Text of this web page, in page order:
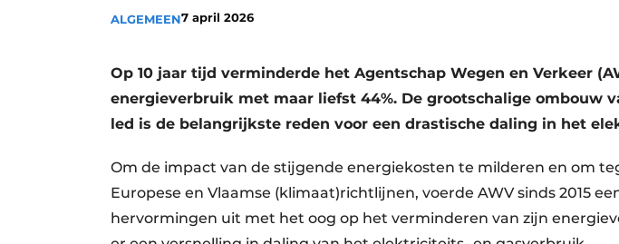
Vacatures
ALGEMEEN7 april 2026
Op 10 jaar tijd verminderde het Agentschap Wegen en Verkeer
energieverbruik met maar liefst 44%. De grootschalige ombouw
led is de belangrijkste reden voor een drastische daling in het
Om de impact van de stijgende energiekosten te milderen en om
Europese en Vlaamse (klimaat)richtlijnen, voerde AWV sinds 2015
hervormingen uit met het oog op het verminderen van zijn